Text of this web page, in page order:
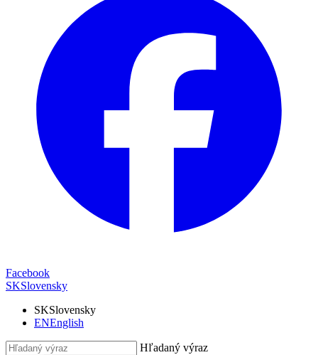
Facebook
SKSlovensky
SKSlovensky
ENEnglish
Hľadaný výraz